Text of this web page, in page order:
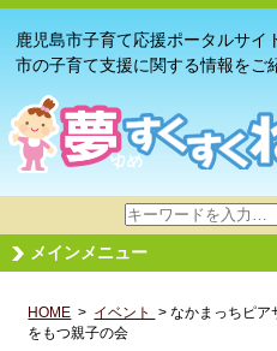
鹿児島市子育て応援ポータルサイ
市の子育て支援に関する情報をご
サ
イ
ト
検
索
メインメニュー
HOME > イベント
> なかまっちピア
をもつ親子の会